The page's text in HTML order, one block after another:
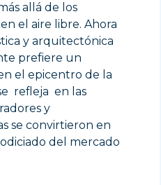
allá de los
el aire libre. Ahora
y arquitectónica
prefiere un
el epicentro de la
refleja en las
y
se convirtieron en
del mercado